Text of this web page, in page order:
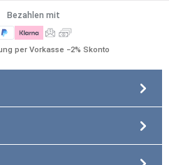
Bezahlen mit
per Vorkasse −2% Skonto